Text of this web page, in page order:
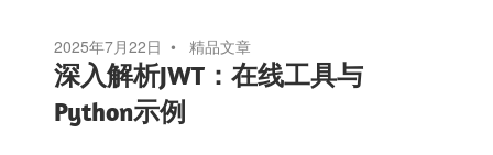
2025年7月22日 精品文章
深入解析JWT：在线工具与
Python示例